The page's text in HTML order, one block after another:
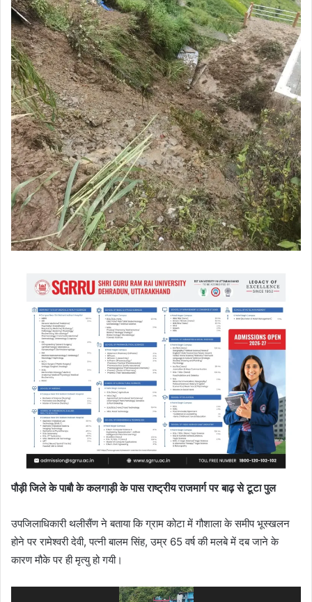
पौड़ी जिले के पाबौ के कलगाड़ी के पास राष्ट्रीय राजमार्ग पर बाढ़ से टूटा पुल
उपजिलाधिकारी थलीसैंण ने बताया कि ग्राम कोटा में गौशाला के समीप भूस्खलन
होने पर रामेश्वरी देवी, पत्नी बालम सिंह, उम्र 65 वर्ष की मलबे में दब जाने के
कारण मौके पर ही मृत्यु हो गयी।